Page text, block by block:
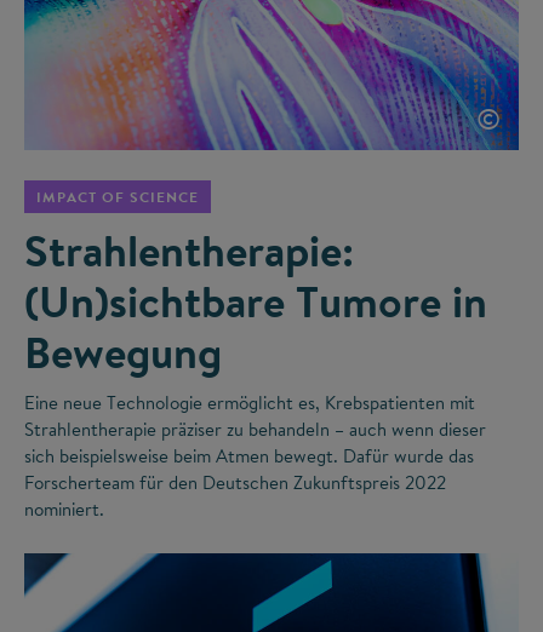
©
IMPACT OF SCIENCE
Strahlentherapie:
(Un)sichtbare Tumore in
Bewegung
Eine neue Technologie ermöglicht es, Krebspatienten mit
Strahlentherapie präziser zu behandeln – auch wenn dieser
sich beispielsweise beim Atmen bewegt. Dafür wurde das
Forscherteam für den Deutschen Zukunftspreis 2022
nominiert.